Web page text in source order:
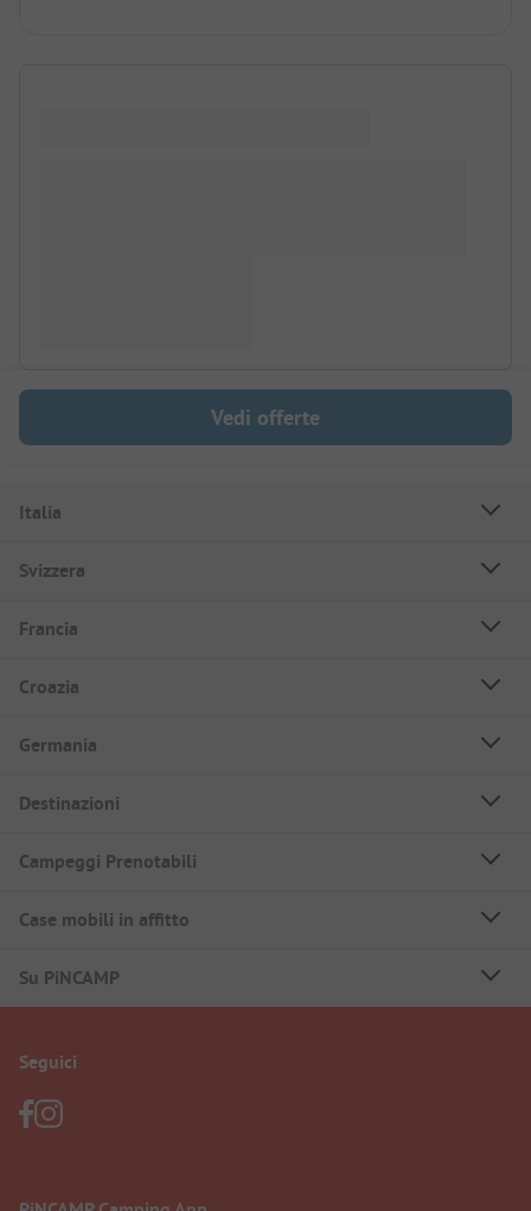
Vedi offerte
Italia
Svizzera
Francia
Croazia
Germania
Destinazioni
Campeggi Prenotabili
Case mobili in affitto
Su PiNCAMP
Seguici